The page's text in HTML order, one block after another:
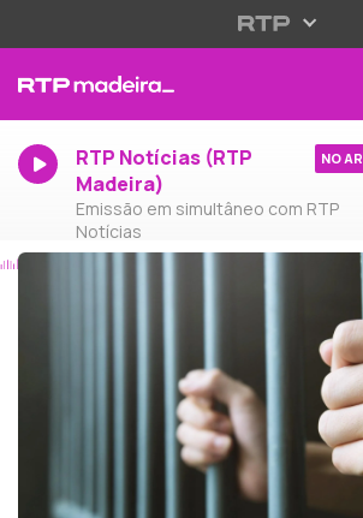
RTP Notícias (RTP
Madeira)
Emissão em simultâneo com RTP
Notícias
NO AR